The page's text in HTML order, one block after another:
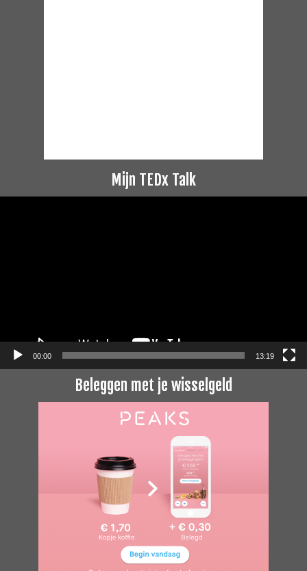
Mijn TEDx Talk
00:00 13:19
Beleggen met je wisselgeld